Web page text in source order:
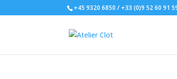
+45 9320 6850 / +33 (0)9 52 60 91